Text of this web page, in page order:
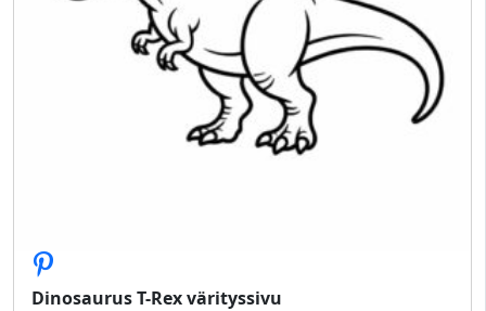
Dinosaurus T-Rex värityssivu